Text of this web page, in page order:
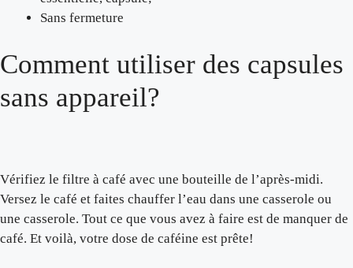
Sans fermeture
Comment utiliser des capsules
sans appareil?
Vérifiez le filtre à café avec une bouteille de l’après-midi.
Versez le café et faites chauffer l’eau dans une casserole ou
une casserole. Tout ce que vous avez à faire est de manquer de
café. Et voilà, votre dose de caféine est prête!